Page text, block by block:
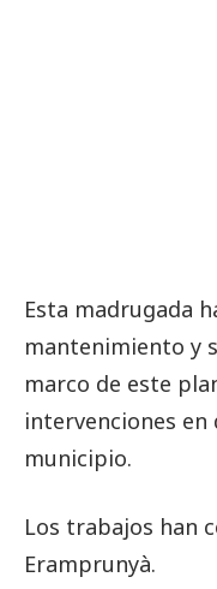
Esta madrugada
mantenimiento y
marco de este
intervenciones
municipio.
Los trabajos han
Eramprunyà.